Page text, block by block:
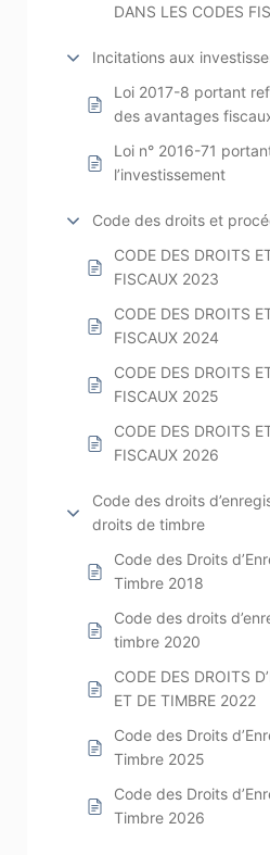
DANS LES CODES
Incitations aux
Loi 2017-8 portant
des avantages
Loi n° 2016-71
l’investissement
Code des droits et
CODE DES DROITS
FISCAUX 2023
CODE DES DROITS
FISCAUX 2024
CODE DES DROITS
FISCAUX 2025
CODE DES DROITS
FISCAUX 2026
Code des droits
droits de timbre
Code des Droits
Timbre 2018
Code des droits
timbre 2020
CODE DES DROITS
ET DE TIMBRE 2022
Code des Droits
Timbre 2025
Code des Droits
Timbre 2026